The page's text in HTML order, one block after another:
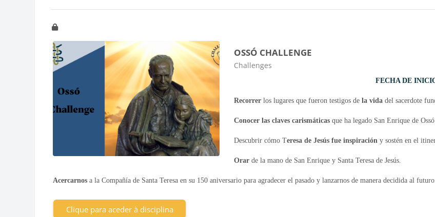
OSSÓ CHALLENGE
Categoria da disciplina
Challenges
FECHA DE
Recorrer los lugares que fueron testigos dela vida del sacerdote
Conocer las claves carismáticas que ha legado San Enrique de
Descubrir cómo Teresa de Jesús fue inspiración y sostén en el
Orar de la mano de San Enrique y Santa Teresa de Jesús.
Acercarnos a la Compañía de Santa Teresa en su 150 aniversario para agradecer el pasado y lanzarnos de manera decidida al futuro.
Clique para aceder à disciplina